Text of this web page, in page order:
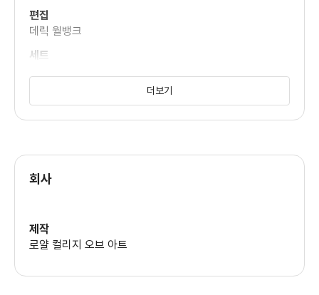
편집
데릭 월뱅크
세트
더보기
회사
제작
로얄 컬리지 오브 아트